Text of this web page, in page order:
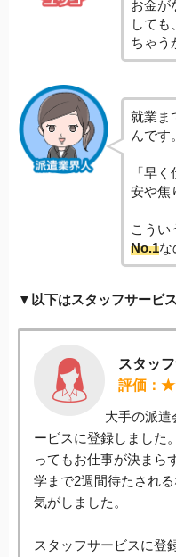
お金が
しても
ちゃ
就業ま
んです。
「早
安や焦
こうい
No.1な
▼以下はスタッフサービ
スタッ
評価
大手の派遣
ービスに登録しました
ってもお仕事が決まら
学まで2週間待たされ
気がしました。
スタッフサービスに登